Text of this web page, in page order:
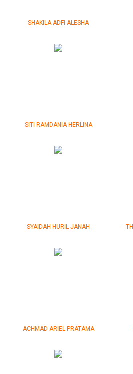
SHAKILAADFI ALESHA
SITI RAMDANIA HERLINA
SYAIDAH HURIL JANAH
ACHMAD ARIEL PRATAMA